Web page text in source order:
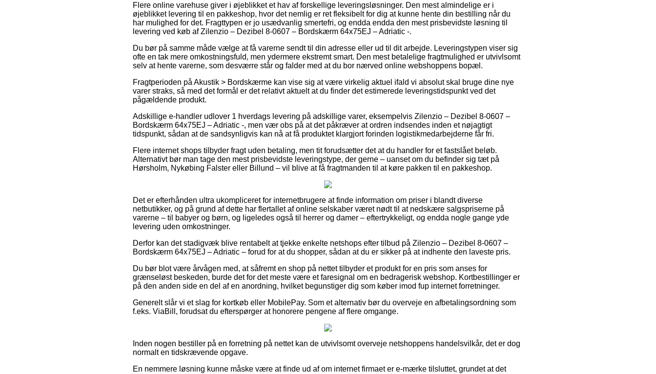
Flere online varehuse giver i øjeblikket et hav af forskellige leveringsløsninger. Den mest almindelige er i
øjeblikket levering til en pakkeshop, hvor det nemlig er ret fleksibelt for dig at kunne hente din bestilling når du
har mulighed for det. Fragttypen er jo usædvanlig smertefri, og endda endda den mest prisbevidste løsning til
levering ved køb af Zilenzio – Dezibel 8-0607 – Bordskærm 64x75EJ – Adriatic -.
Du bør på samme måde vælge at få varerne sendt til din adresse eller ud til dit arbejde. Leveringstypen viser sig
ofte en tak mere omkostningsfuld, men ydermere ekstremt smart. Den mest betalelige fragtmulighed er utvivlsomt
selv at hente varerne, som desværre står og falder med at du bor nærved online webshoppens bopæl.
Fragtperioden på Akustik > Bordskærme kan vise sig at være virkelig aktuel ifald vi absolut skal bruge dine nye
varer straks, så med det formål er det relativt aktuelt at du finder det estimerede leveringstidspunkt ved det
pågældende produkt.
Adskillige e-handler udlover 1 hverdags levering på adskillige varer, eksempelvis Zilenzio – Dezibel 8-0607 –
Bordskærm 64x75EJ – Adriatic -, men vær obs på at det påkræver at ordren indsendes inden et nøjagtigt
tidspunkt, sådan at de sandsynligvis kan nå at få produktet klargjort forinden logistikmedarbejderne får fri.
Flere internet shops tilbyder fragt uden betaling, men tit forudsætter det at du handler for et fastslået beløb.
Alternativt bør man tage den mest prisbevidste leveringstype, der gerne – uanset om du befinder sig tæt på
Hørsholm, Nykøbing Falster eller Billund – vil blive at få fragtmanden til at køre pakken til en pakkeshop.
Det er efterhånden ultra ukompliceret for internetbrugere at finde information om priser i blandt diverse
netbutikker, og på grund af dette har flertallet af online selskaber været nødt til at nedskære salgspriserne på
varerne – til babyer og børn, og ligeledes også til herrer og damer – eftertrykkeligt, og endda nogle gange yde
levering uden omkostninger.
Derfor kan det stadigvæk blive rentabelt at tjekke enkelte netshops efter tilbud på Zilenzio – Dezibel 8-0607 –
Bordskærm 64x75EJ – Adriatic – forud for at du shopper, sådan at du er sikker på at indhente den laveste pris.
Du bør blot være årvågen med, at såfremt en shop på nettet tilbyder et produkt for en pris som anses for
grænseløst beskeden, burde det for det meste være et faresignal om en bedragerisk webshop. Kortbestillinger er
på den anden side en del af en anordning, hvilket begunstiger dig som køber imod fup internet forretninger.
Generelt slår vi et slag for kortkøb eller MobilePay. Som et alternativ bør du overveje en afbetalingsordning som
f.eks. ViaBill, forudsat du efterspørger at honorere pengene af flere omgange.
Inden nogen bestiller på en forretning på nettet kan de utvivlsomt overveje netshoppens handelsvilkår, det er dog
normalt en tidskrævende opgave.
En nemmere løsning kunne måske være at finde ud af om internet firmaet er e-mærke tilsluttet, grundet at det